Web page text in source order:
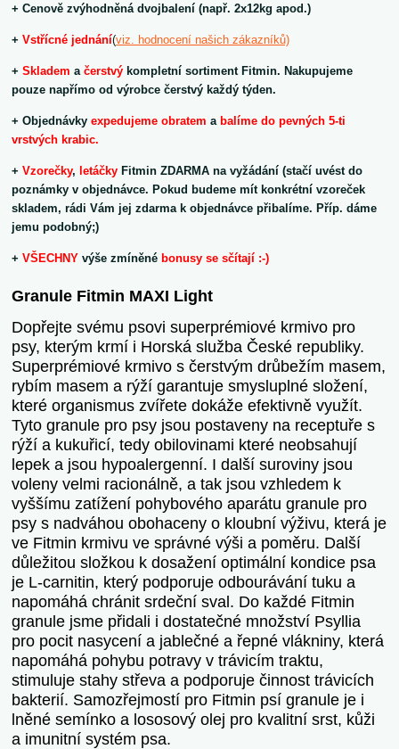
+ Cenově zvýhodněná dvojbalení (např. 2x12kg apod.)
+Vstřícné jednání(viz. hodnocení našich zákazníků)
+Skladem ačerstvý kompletní sortiment Fitmin. Nakupujeme
pouze napřímo od výrobce čerstvý každý týden.
+ Objednávkyexpedujeme obratem a balíme do pevných 5-ti
vrstvých krabic.
+Vzorečky, letáčky Fitmin ZDARMA na vyžádání (stačí uvést do
poznámky v objednávce. Pokud budeme mít konkrétní vzoreček
skladem, rádi Vám jej zdarma k objednávce přibalíme. Příp. dáme
jemu podobný;)
+VŠECHNYvýše zmíněné bonusy se sčítají :-)
Granule Fitmin MAXI Light
Dopřejte svému psovi superprémiové krmivo pro
psy, kterým krmí i Horská služba České republiky.
Superprémiové krmivo s čerstvým drůbežím masem,
rybím masem a rýží garantuje smysluplné složení,
které organismus zvířete dokáže efektivně využít.
Tyto granule pro psy jsou postaveny na receptuře s
rýží a kukuřicí, tedy obilovinami které neobsahují
lepek a jsou hypoalergenní. I další suroviny jsou
voleny velmi racionálně, a tak jsou vzhledem k
vyššímu zatížení pohybového aparátu granule pro
psy s nadváhou obohaceny o kloubní výživu, která je
ve Fitmin krmivu ve správné výši a poměru. Další
důležitou složkou k dosažení optimální kondice psa
je L-carnitin, který podporuje odbourávání tuku a
napomáhá chránit srdeční sval. Do každé Fitmin
granule jsme přidali i dostatečné množství Psyllia
pro pocit nasycení a jablečné a řepné vlákniny, která
napomáhá pohybu potravy v trávicím traktu,
stimuluje stahy střeva a podporuje činnost trávicích
bakterií. Samozřejmostí pro Fitmin psí granule je i
lněné semínko a lososový olej pro kvalitní srst, kůži
a imunitní systém psa.